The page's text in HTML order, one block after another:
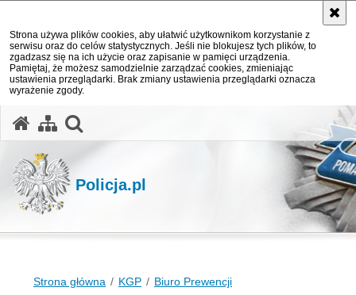
Strona używa plików cookies, aby ułatwić użytkownikom korzystanie z
serwisu oraz do celów statystycznych. Jeśli nie blokujesz tych plików, to
zgadzasz się na ich użycie oraz zapisanie w pamięci urządzenia.
Pamiętaj, że możesz samodzielnie zarządzać cookies, zmieniając
ustawienia przeglądarki. Brak zmiany ustawienia przeglądarki oznacza
wyrażenie zgody.
Policja.pl
Strona główna KGP
Biuro Prewencji